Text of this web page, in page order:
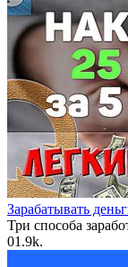
Зарабатывать
Три способа
01.9k.